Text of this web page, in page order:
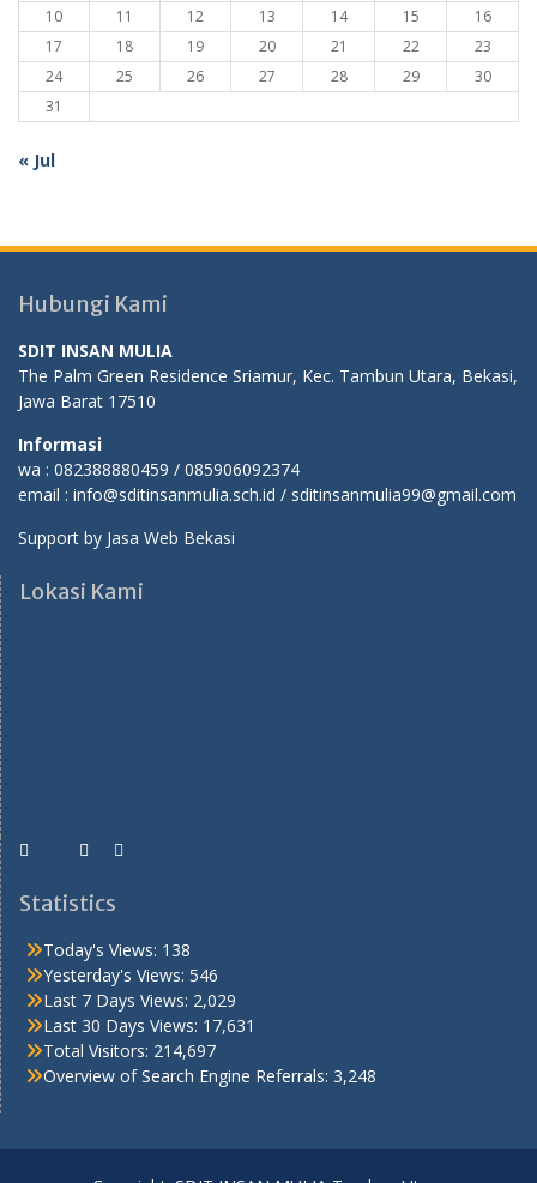
10
11 12 13 14 15
16
17
18 19 20 21 22
23
24
25 26 27 28 29
30
31
« Jul
Hubungi Kami
SDIT INSAN MULIA
The Palm Green Residence Sriamur, Kec. Tambun Utara, Bekasi,
Jawa Barat 17510
Informasi
wa : 082388880459 / 085906092374
email : info@sditinsanmulia.sch.id / sditinsanmulia99@gmail.com
Support by Jasa Web Bekasi
Lokasi Kami
Statistics
Today's Views: 138
Yesterday's Views: 546
Last 7 Days Views: 2,029
Last 30 Days Views: 17,631
Total Visitors: 214,697
Overview of Search Engine Referrals: 3,248